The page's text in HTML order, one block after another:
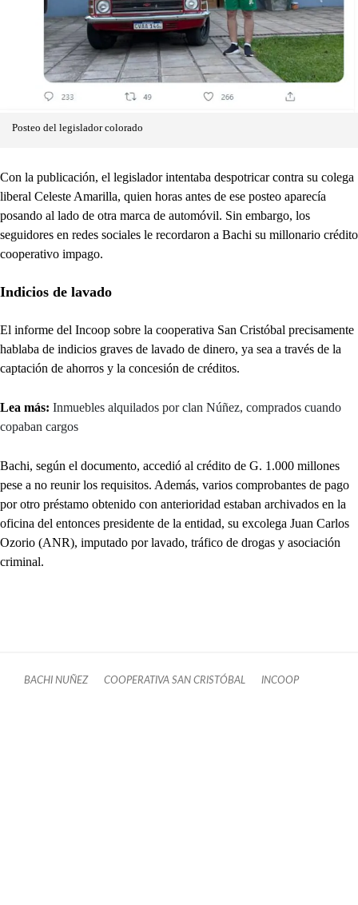
Posteo del legislador colorado
Con la publicación, el legislador intentaba despotricar contra su colega
liberal Celeste Amarilla, quien horas antes de ese posteo aparecía
posando al lado de otra marca de automóvil. Sin embargo, los
seguidores en redes sociales le recordaron a Bachi su millonario crédito
cooperativo impago.
Indicios de lavado
El informe del Incoop sobre la cooperativa San Cristóbal precisamente
hablaba de indicios graves de lavado de dinero, ya sea a través de la
captación de ahorros y la concesión de créditos.
Lea más: Inmuebles alquilados por clan Núñez, comprados cuando
copaban cargos
Bachi, según el documento, accedió al crédito de G. 1.000 millones
pese a no reunir los requisitos. Además, varios comprobantes de pago
por otro préstamo obtenido con anterioridad estaban archivados en la
oficina del entonces presidente de la entidad, su excolega Juan Carlos
Ozorio (ANR), imputado por lavado, tráfico de drogas y asociación
criminal.
BACHI NUÑEZ COOPERATIVA SAN CRISTÓBAL INCOOP